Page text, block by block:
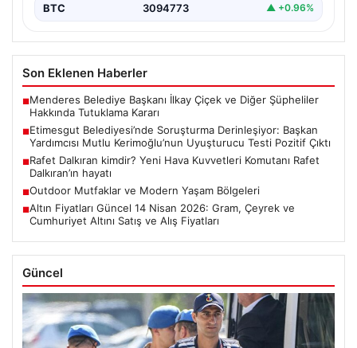
BTC 3094773 ▲ +0.96%
Son Eklenen Haberler
■Menderes Belediye Başkanı İlkay Çiçek ve Diğer Şüpheliler
Hakkında Tutuklama Kararı
■Etimesgut Belediyesi’nde Soruşturma Derinleşiyor: Başkan
Yardımcısı Mutlu Kerimoğlu’nun Uyuşturucu Testi Pozitif Çıktı
■Rafet Dalkıran kimdir? Yeni Hava Kuvvetleri Komutanı Rafet
Dalkıran’ın hayatı
■Outdoor Mutfaklar ve Modern Yaşam Bölgeleri
■Altın Fiyatları Güncel 14 Nisan 2026: Gram, Çeyrek ve
Cumhuriyet Altını Satış ve Alış Fiyatları
Güncel